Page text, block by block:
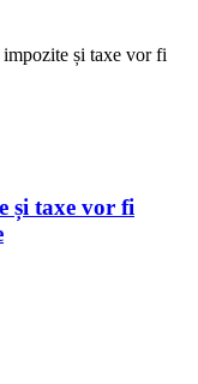
și taxe vor fi
și taxe vor fi